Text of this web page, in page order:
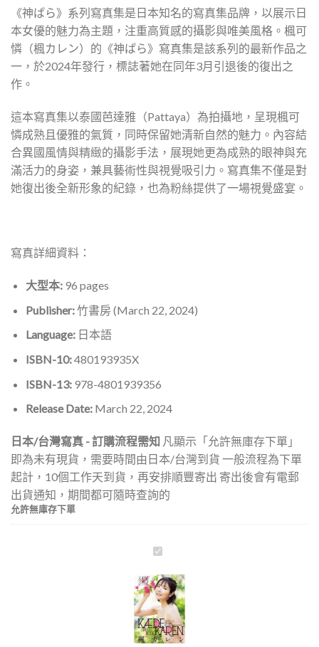
《神ぱら》系列寫真集是日本知名的寫真集品牌，以展示日
本女優的魅力為主題，注重高質感的攝影與唯美風格。楓可
憐（楓カレン）的《神ぱら》寫真集是該系列的最新作品之
一，於2024年發行，標誌著她在同年3月引退後的復出之
作。
這本寫真集以泰國芭達雅（Pattaya）為拍攝地，呈現楓可
憐成熟且優雅的氣質，同時保留她清新自然的魅力。內容結
合異國風情與精緻的攝影手法，展現她更為成熟的眼神與充
滿活力的身姿，兼具藝術性與視覺吸引力。寫真集不僅是對
她復出後全新形象的紀錄，也為粉絲提供了一場視覺盛宴。
寫真詳細資料：
大型本:96 pages
Publisher:竹書房 (March 22, 2024)
Language:日本語
ISBN-10:480193935X
ISBN-13:978-4801939356
Release Date:March 22, 2024
日本/台灣寫真 - 訂購流程需知 凡顯示「允許無庫存下單」
即為未有現貨，需要時間由日本/台灣到貨 一般流程為下單
起計，10個工作天到貨，再安排順豐寄出 寄出後會有電郵
出貨通知，期間都可隨時查詢的
允許無庫存下單
《神
ら》
系
列
寫